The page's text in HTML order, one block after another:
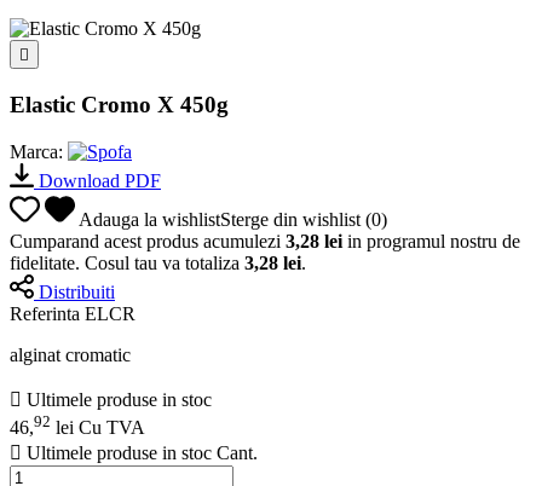

Elastic Cromo X 450g
Marca:
Download PDF
Adauga la wishlistSterge din wishlist (0)
Cumparand acest produs acumulezi 3,28 lei in programul nostru de
fidelitate. Cosul tau va totaliza 3,28 lei.
Distribuiti
Referinta ELCR
alginat cromatic
 Ultimele produse in stoc
46,92 lei Cu TVA
 Ultimele produse in stoc Cant.